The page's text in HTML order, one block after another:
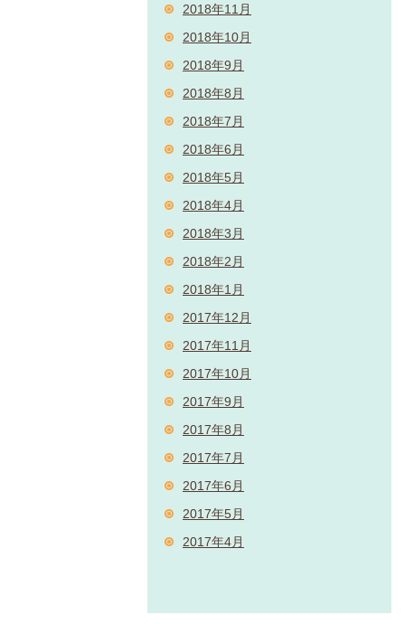
2018年11月
2018年10月
2018年9月
2018年8月
2018年7月
2018年6月
2018年5月
2018年4月
2018年3月
2018年2月
2018年1月
2017年12月
2017年11月
2017年10月
2017年9月
2017年8月
2017年7月
2017年6月
2017年5月
2017年4月